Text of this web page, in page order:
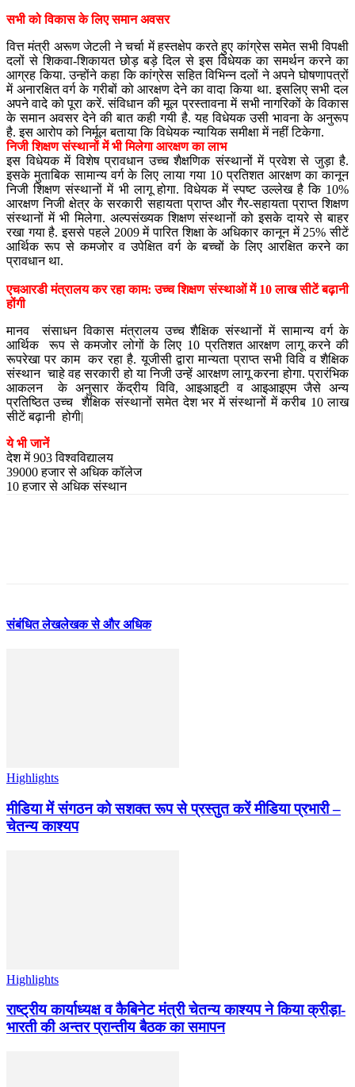
सभी को विकास के लिए समान अवसर
वित्त मंत्री अरूण जेटली ने चर्चा में हस्तक्षेप करते हुए कांग्रेस समेत सभी विपक्षी
दलों से शिकवा-शिकायत छोड़ बड़े दिल से इस विधेयक का समर्थन करने का
आग्रह किया. उन्होंने कहा कि कांग्रेस सहित विभिन्न दलों ने अपने घोषणापत्रों
में अनारक्षित वर्ग के गरीबों को आरक्षण देने का वादा किया था. इसलिए सभी दल
अपने वादे को पूरा करें. संविधान की मूल प्रस्तावना में सभी नागरिकों के विकास
के समान अवसर देने की बात कही गयी है. यह विधेयक उसी भावना के अनुरूप
है. इस आरोप को निर्मूल बताया कि विधेयक न्यायिक समीक्षा में नहीं टिकेगा.
निजी शिक्षण संस्थानों में भी मिलेगा आरक्षण का लाभ
इस विधेयक में विशेष प्रावधान उच्च शैक्षणिक संस्थानों में प्रवेश से जुड़ा है.
इसके मुताबिक सामान्य वर्ग के लिए लाया गया 10 प्रतिशत आरक्षण का कानून
निजी शिक्षण संस्थानों में भी लागू होगा. विधेयक में स्पष्ट उल्लेख है कि 10%
आरक्षण निजी क्षेत्र के सरकारी सहायता प्राप्त और गैर-सहायता प्राप्त शिक्षण
संस्थानों में भी मिलेगा. अल्पसंख्यक शिक्षण संस्थानों को इसके दायरे से बाहर
रखा गया है. इससे पहले 2009 में पारित शिक्षा के अधिकार कानून में 25% सीटें
आर्थिक रूप से कमजोर व उपेक्षित वर्ग के बच्चों के लिए आरक्षित करने का
प्रावधान था.
एचआरडी मंत्रालय कर रहा काम: उच्च शिक्षण संस्थाओं में 10 लाख सीटें बढ़ानी
होंगी
मानव संसाधन विकास मंत्रालय उच्च शैक्षिक संस्थानों में सामान्य वर्ग के
आर्थिक रूप से कमजोर लोगों के लिए 10 प्रतिशत आरक्षण लागू करने की
रूपरेखा पर काम कर रहा है. यूजीसी द्वारा मान्यता प्राप्त सभी विवि व शैक्षिक
संस्थान चाहे वह सरकारी हो या निजी उन्हें आरक्षण लागू करना होगा. प्रारंभिक
आकलन के अनुसार केंद्रीय विवि, आइआइटी व आइआइएम जैसे अन्य
प्रतिष्ठित उच्च शैक्षिक संस्थानों समेत देश भर में संस्थानों में करीब 10 लाख
सीटें बढ़ानी होगी|
ये भी जानें
देश में 903 विश्वविद्यालय
39000 हजार से अधिक कॉलेज
10 हजार से अधिक संस्थान
संबंधित लेखलेखक से और अधिक
Highlights
मीडिया में संगठन को सशक्त रूप से प्रस्तुत करें मीडिया प्रभारी –
चेतन्य काश्यप
Highlights
राष्ट्रीय कार्याध्यक्ष व कैबिनेट मंत्री चेतन्य काश्यप ने किया क्रीड़ा-
भारती की अन्तर प्रान्तीय बैठक का समापन